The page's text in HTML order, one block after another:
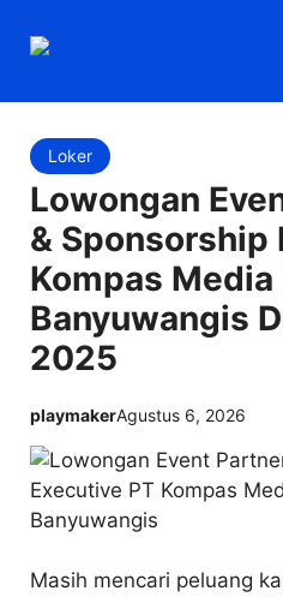
Loker
Lowongan
& Sponsorship
Kompas
Banyuwangis
2025
playmakerAgustus 6, 2026
Masih mencari peluang